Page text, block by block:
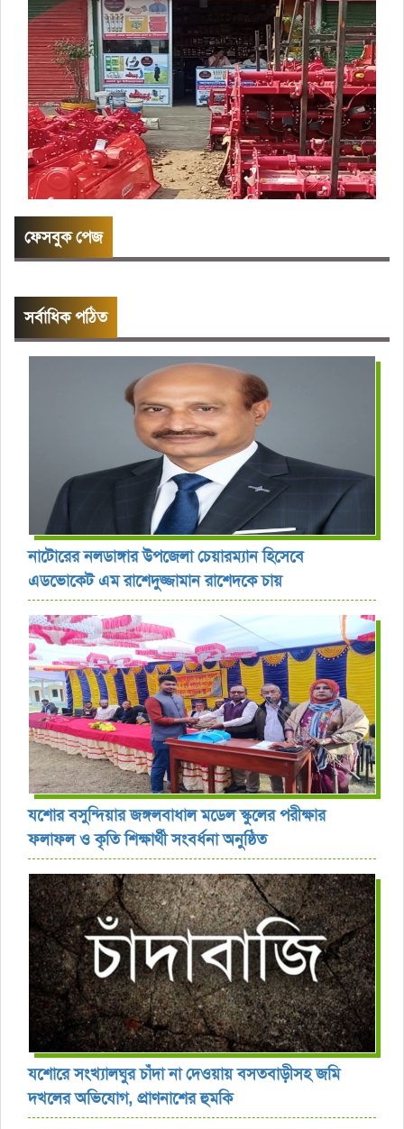
ফেসবুক পেজ
সর্বাধিক পঠিত
নাটোরের নলডাঙ্গার উপজেলা চেয়ারম্যান হিসেবে
এডভোকেট এম রাশেদুজ্জামান রাশেদকে চায়
যশোর বসুন্দিয়ার জঙ্গলবাধাল মডেল স্কুলের পরীক্ষার
ফলাফল ও কৃতি শিক্ষার্থী সংবর্ধনা অনুষ্ঠিত
যশোরে সংখ্যালঘুর চাঁদা না দেওয়ায় বসতবাড়ীসহ জমি
দখলের অভিযোগ, প্রাণনাশের হুমকি